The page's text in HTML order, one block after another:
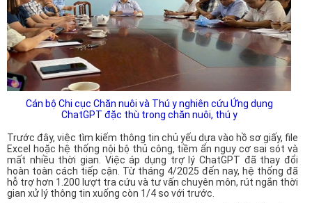
Cán bộ Chi cục Chăn nuôi và Thú y nghiên cứu Ứng dụng
ChatGPT đặc thù trong chăn nuôi, thú y
Trước đây, việc tìm kiếm thông tin chủ yếu dựa vào hồ sơ giấy, file
Excel hoặc hệ thống nội bộ thủ công, tiềm ẩn nguy cơ sai sót và
mất nhiều thời gian. Việc áp dụng trợ lý ChatGPT đã thay đổi
hoàn toàn cách tiếp cận. Từ tháng 4/2025 đến nay, hệ thống đã
hỗ trợ hơn 1.200 lượt tra cứu và tư vấn chuyên môn, rút ngắn thời
gian xử lý thông tin xuống còn 1/4 so với trước.